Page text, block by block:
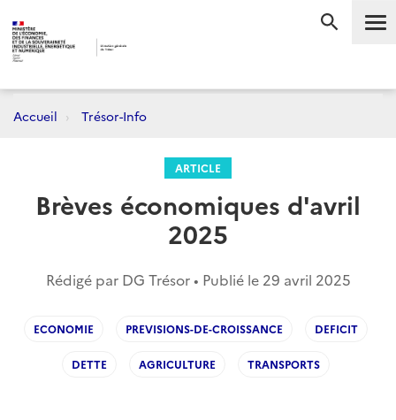
Accueil Trésor-Info
ARTICLE
Brèves économiques d'avril
2025
Rédigé par DG Trésor • Publié le 29 avril 2025
ECONOMIE PREVISIONS-DE-CROISSANCE DEFICIT
DETTE AGRICULTURE TRANSPORTS